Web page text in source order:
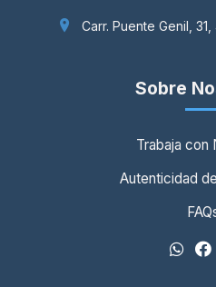
Carr. Puente Genil,
Sobre
Trabaja con
Autenticidad